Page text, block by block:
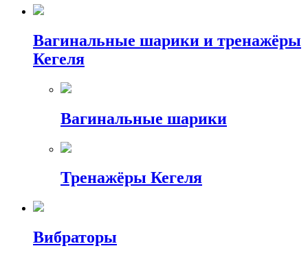
Вагинальные шарики и тренажёры
Кегеля
Вагинальные шарики
Тренажёры Кегеля
Вибраторы